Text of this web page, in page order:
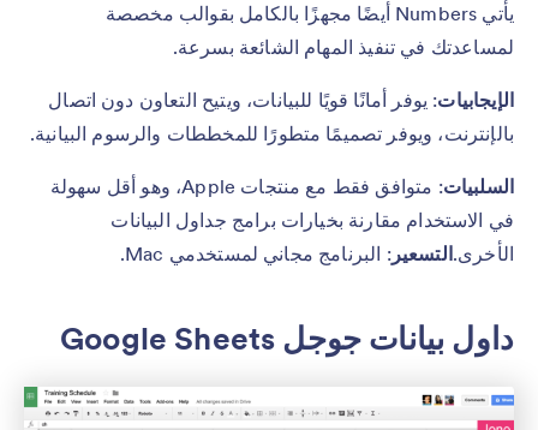
يأتي Numbers أيضًا مجهزًا بالكامل بقوالب مخصصة
لمساعدتك في تنفيذ المهام الشائعة بسرعة.
الإيجابيات: يوفر أمانًا قويًا للبيانات، ويتيح التعاون دون اتصال
بالإنترنت، ويوفر تصميمًا متطورًا للمخططات والرسوم البيانية.
السلبيات
: متوافق فقط مع منتجات Apple، وهو أقل سهولة
في الاستخدام مقارنة بخيارات برامج جداول البيانات
الأخرى.التسعير: البرنامج مجاني لمستخدمي Mac.
داول بيانات جوجل Google Sheets